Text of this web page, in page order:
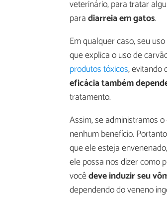
veterinário, para tratar
paradiarreia em gatos.
Em qualquer caso, seu
que explica o uso de
produtos tóxicos, evitando
eficácia também
tratamento.
Assim, se administramos
nenhum benefício.
que ele esteja
ele possa nos dizer como
vocêdeve induzir seu
dependendo do veneno